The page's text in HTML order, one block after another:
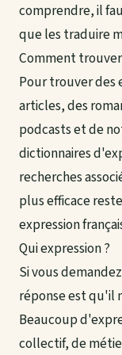
comprendre, il
que les traduire
Comment
Pour trouver des
articles, des
podcasts et de
dictionnaires
recherches
plus efficace
expression
Qui expression ?
Si vous
réponse est qu'il
Beaucoup
collectif, de